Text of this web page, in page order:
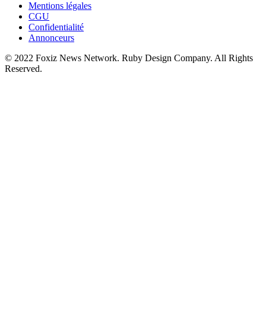
Mentions légales
CGU
Confidentialité
Annonceurs
© 2022 Foxiz News Network. Ruby Design Company. All Rights
Reserved.